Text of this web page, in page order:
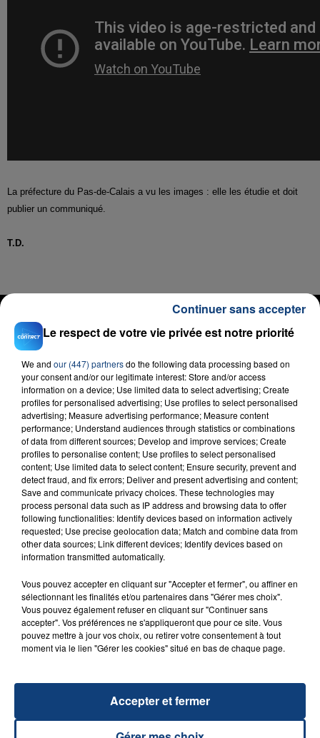
La préfecture du Pas-de-Calais a vu les images : elle les étudie et doit
publier un communiqué.
T.D.
Spa
RADIO CONTACT
FIL D'ACTU
23 juillet 2026
INCENDIE MORTEL À LENS : UNE FEMME ET
SON BÉBÉ ENTRE LA VIE ET LA...
aspergé sa compagne et leur bébé de trois mois
d'un liquide inflammable.
Le respect de votre vie privée est notre priorité
We and our (447) partnersdo the following data processing based on
your consent and/or our legitimate interest: Store and/or access
information on a device; Use limited data to select advertising; Create
profiles for personalised advertising; Use profiles to select personalised
advertising; Measure advertising performance; Measure content
performance; Understand audiences through statistics or combinations
of data from different sources; Develop and improve services; Create
profiles to personalise content; Use profiles to select personalised
content; Use limited data to select content; Ensure security, prevent and
detect fraud, and fix errors; Deliver and present advertising and content;
Save and communicate privacy choices. These technologies may
process personal data such as IP address and browsing data to offer
following functionalities: Identify devices based on information actively
requested; Use precise geolocation data; Match and combine data from
other data sources; Link different devices; Identify devices based on
information transmitted automatically.
Vous pouvez accepter en cliquant sur "Accepter et fermer", ou affiner en
sélectionnant les finalités et/ou partenaires dans "Gérer mes choix".
Vous pouvez également refuser en cliquant sur "Continuer sans
accepter". Vos préférences ne s'appliqueront que pour ce site. Vous
pouvez mettre à jour vos choix, ou retirer votre consentement à tout
moment via le lien "Gérer les cookies" situé en bas de chaque page.
Accepter et fermer
Continuer sans accepter